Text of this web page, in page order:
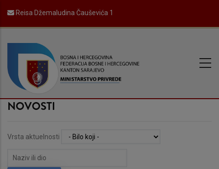
main
content
Reisa Džemaludina Čauševića 1
NOVOSTI
Vrsta aktuelnosti